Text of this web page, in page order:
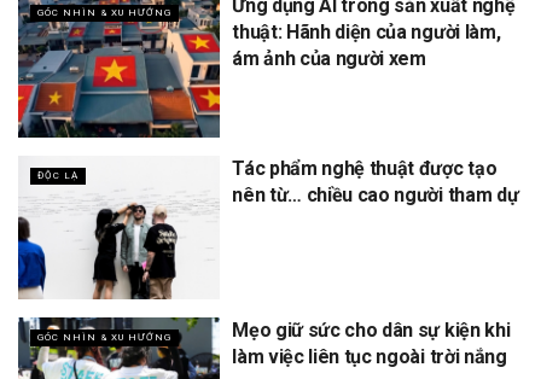
GÓC NHÌN & XU HƯỚNG
Ứng dụng AI trong sản xuất nghệ
thuật: Hãnh diện của người làm,
ám ảnh của người xem
ĐỘC LẠ
Tác phẩm nghệ thuật được tạo
nên từ… chiều cao người tham dự
GÓC NHÌN & XU HƯỚNG
Mẹo giữ sức cho dân sự kiện khi
làm việc liên tục ngoài trời nắng